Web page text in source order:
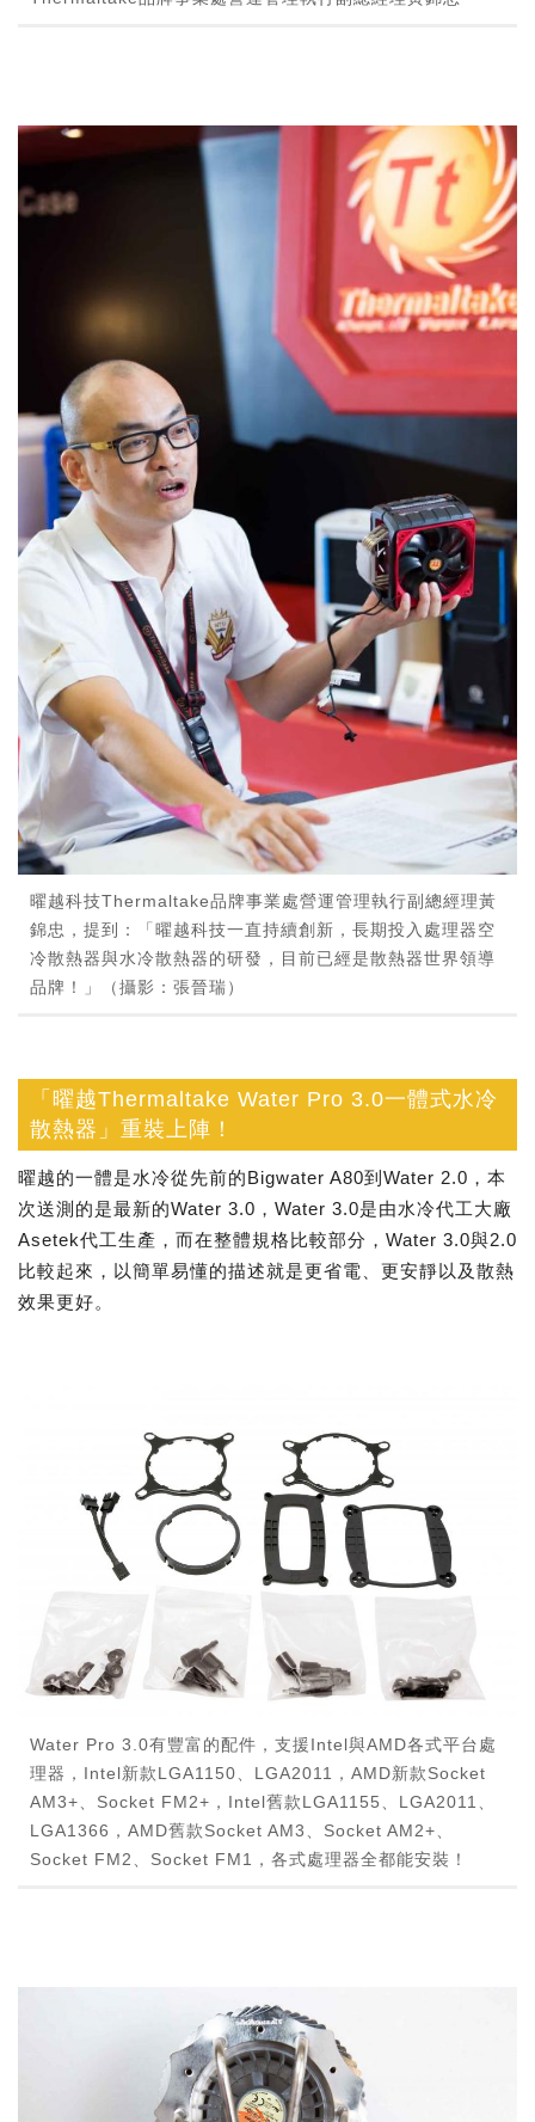
曜越科技Thermaltake品牌事業處營運管理執行副總經理黃
錦忠，提到：「曜越科技一直持續創新，長期投入處理器空
冷散熱器與水冷散熱器的研發，目前已經是散熱器世界領導
品牌！」（攝影：張晉瑞）
「曜越Thermaltake Water Pro 3.0一體式水冷
散熱器」重裝上陣！
曜越的一體是水冷從先前的Bigwater A80到Water 2.0，本
次送測的是最新的Water 3.0，Water 3.0是由水冷代工大廠
Asetek代工生產，而在整體規格比較部分，Water 3.0與2.0
比較起來，以簡單易懂的描述就是更省電、更安靜以及散熱
效果更好。
Water Pro 3.0有豐富的配件，支援Intel與AMD各式平台處
理器，Intel新款LGA1150、LGA2011，AMD新款Socket
AM3+、Socket FM2+，Intel舊款LGA1155、LGA2011、
LGA1366，AMD舊款Socket AM3、Socket AM2+、
Socket FM2、Socket FM1，各式處理器全都能安裝！